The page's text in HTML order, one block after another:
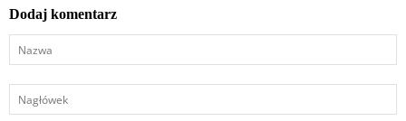
Dodaj komentarz
Nazwa
Nagłówek